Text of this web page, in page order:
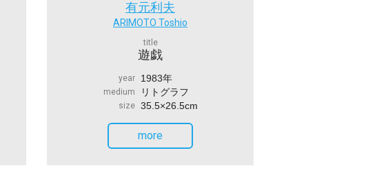
有元利夫
ARIMOTO Toshio
title
遊戯
year 1983年
medium リトグラフ
size 35.5×26.5cm
more